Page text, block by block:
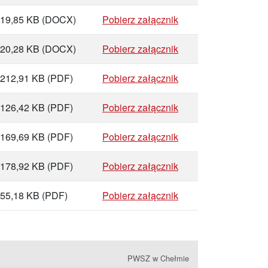
19,85 KB (DOCX) Pobierz załącznik
20,28 KB (DOCX) Pobierz załącznik
212,91 KB (PDF) Pobierz załącznik
126,42 KB (PDF) Pobierz załącznik
169,69 KB (PDF) Pobierz załącznik
178,92 KB (PDF) Pobierz załącznik
55,18 KB (PDF) Pobierz załącznik
PWSZ w Chełmie